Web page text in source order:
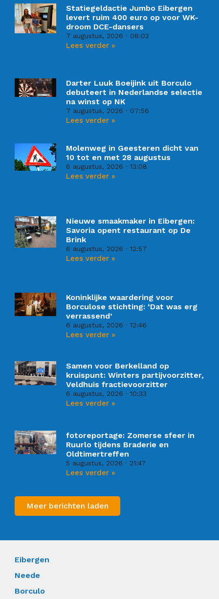
Statiegeldactie Jumbo Eibergen
levert ruim 400 euro op voor WK-
droom DCE-dansers
7 augustus, 2026 08:02
Lees verder »
Darter Luuk Boeijink uit Borculo
debuteert in Nederlandse selectie
na winst op NK
7 augustus, 2026 07:56
Lees verder »
Molenweg in Geesteren dicht van
10 tot en met 28 augustus
6 augustus, 2026 13:08
Lees verder »
Nieuwe smaakmaker in Eibergen:
Savoria opent restaurant op De
Brink
6 augustus, 2026 12:57
Lees verder »
Koninklijke waardering voor
Borculose stichting: ‘Dat was erg
verrassend’
6 augustus, 2026 12:46
Lees verder »
Samen voor Berkelland op
kruispunt: Winters partijvoorzitter,
Veldhuis fractievoorzitter
6 augustus, 2026 10:33
Lees verder »
fotoreportage: Zomerse sfeer in
Ruurlo tijdens Braderie en
Oldtimertreffen
5 augustus, 2026 21:47
Lees verder »
Meer berichten laden
Eibergen
Neede
Borculo